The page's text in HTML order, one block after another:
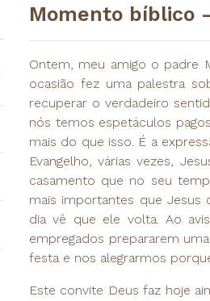
Momento bíblico
Ontem, meu amigo o padre
ocasião fez uma palestra
recuperar o verdadeiro
nós temos espetáculos
mais do que isso. É a
Evangelho, várias vezes,
casamento que no seu
mais importantes que Jesus
dia vê que ele volta. Ao
empregados prepararem
festa e nos alegrarmos
Este convite Deus faz hoje